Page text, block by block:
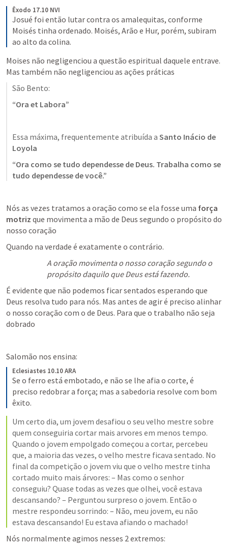
Êxodo 17.10 NVI
Josué foi então lutar contra os amalequitas, conforme
Moisés tinha ordenado. Moisés, Arão e Hur, porém, subiram
ao alto da colina.
Moises não negligenciou a questão espiritual daquele entrave.
Mas também não negligenciou as ações práticas
São Bento:
“Ora et Labora”
Essa máxima, frequentemente atribuída a Santo Inácio de
Loyola
“Ora como se tudo dependesse de Deus. Trabalha como se
tudo dependesse de você.”
Nós as vezes tratamos a oração como se ela fosse uma força
motriz que movimenta a mão de Deus segundo o propósito do
nosso coração
Quando na verdade é exatamente o contrário.
A oração movimenta o nosso coração segundo o
propósito daquilo que Deus está fazendo.
É evidente que não podemos ficar sentados esperando que
Deus resolva tudo para nós. Mas antes de agir é preciso alinhar
o nosso coração com o de Deus. Para que o trabalho não seja
dobrado
Salomão nos ensina:
Eclesiastes 10.10 ARA
Se o ferro está embotado, e não se lhe afia o corte, é
preciso redobrar a força; mas a sabedoria resolve com bom
êxito.
Um certo dia, um jovem desafiou o seu velho mestre sobre
quem conseguiria cortar mais arvores em menos tempo.
Quando o jovem empolgado começou a cortar, percebeu
que, a maioria das vezes, o velho mestre ficava sentado. No
final da competição o jovem viu que o velho mestre tinha
cortado muito mais árvores: – Mas como o senhor
conseguiu? Quase todas as vezes que olhei, você estava
descansando? – Perguntou surpreso o jovem. Então o
mestre respondeu sorrindo: – Não, meu jovem, eu não
estava descansando! Eu estava afiando o machado!
Nós normalmente agimos nesses 2 extremos: